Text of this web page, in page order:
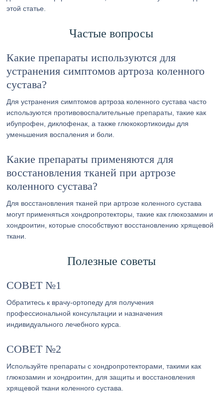
этой статье.
Частые вопросы
Какие препараты используются для
устранения симптомов артроза коленного
сустава?
Для устранения симптомов артроза коленного сустава часто
используются противовоспалительные препараты, такие как
ибупрофен, диклофенак, а также глюкокортикоиды для
уменьшения воспаления и боли.
Какие препараты применяются для
восстановления тканей при артрозе
коленного сустава?
Для восстановления тканей при артрозе коленного сустава
могут применяться хондропротекторы, такие как глюкозамин и
хондроитин, которые способствуют восстановлению хрящевой
ткани.
Полезные советы
СОВЕТ №1
Обратитесь к врачу-ортопеду для получения
профессиональной консультации и назначения
индивидуального лечебного курса.
СОВЕТ №2
Используйте препараты с хондропротекторами, такими как
глюкозамин и хондроитин, для защиты и восстановления
хрящевой ткани коленного сустава.